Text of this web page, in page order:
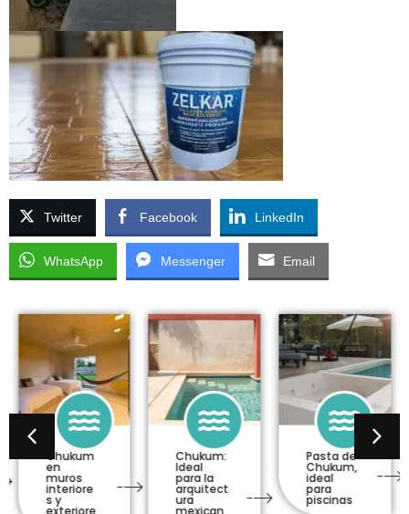
Twitter Facebook LinkedIn
WhatsApp Messenger Email
Chukum
en
muros
interiore
s y
Chukum:
Ideal
para la
arquitect
ura
Pasta de
Chukum,
ideal
para
piscinas